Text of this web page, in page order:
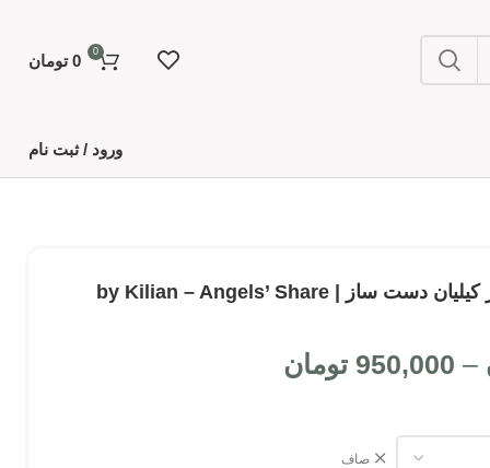
0
0 تومان
ورود / ثبت نام
عطر انجل شیرز پارادایز کیلیان دست ساز | by Kilian – Angels’ Share
–
950,000 تومان
صاف